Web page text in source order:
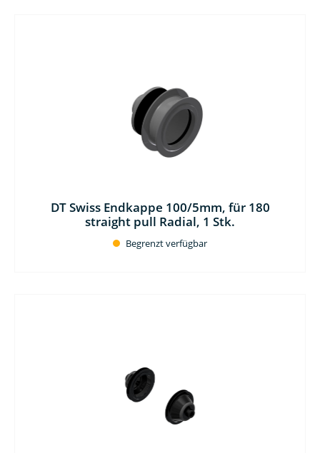
DT Swiss Endkappe 100/5mm, für 180
straight pull Radial, 1 Stk.
Begrenzt verfügbar